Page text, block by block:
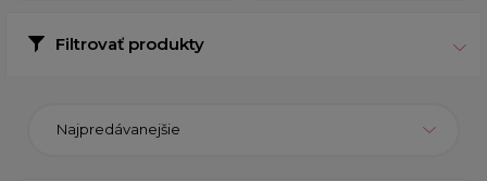
Filtrovať produkty
Najpredávanejšie